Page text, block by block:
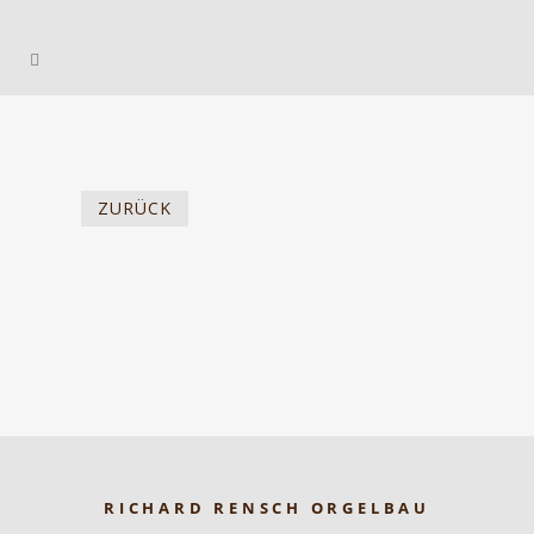
ZURÜCK
RICHARD RENSCH ORGELBAU